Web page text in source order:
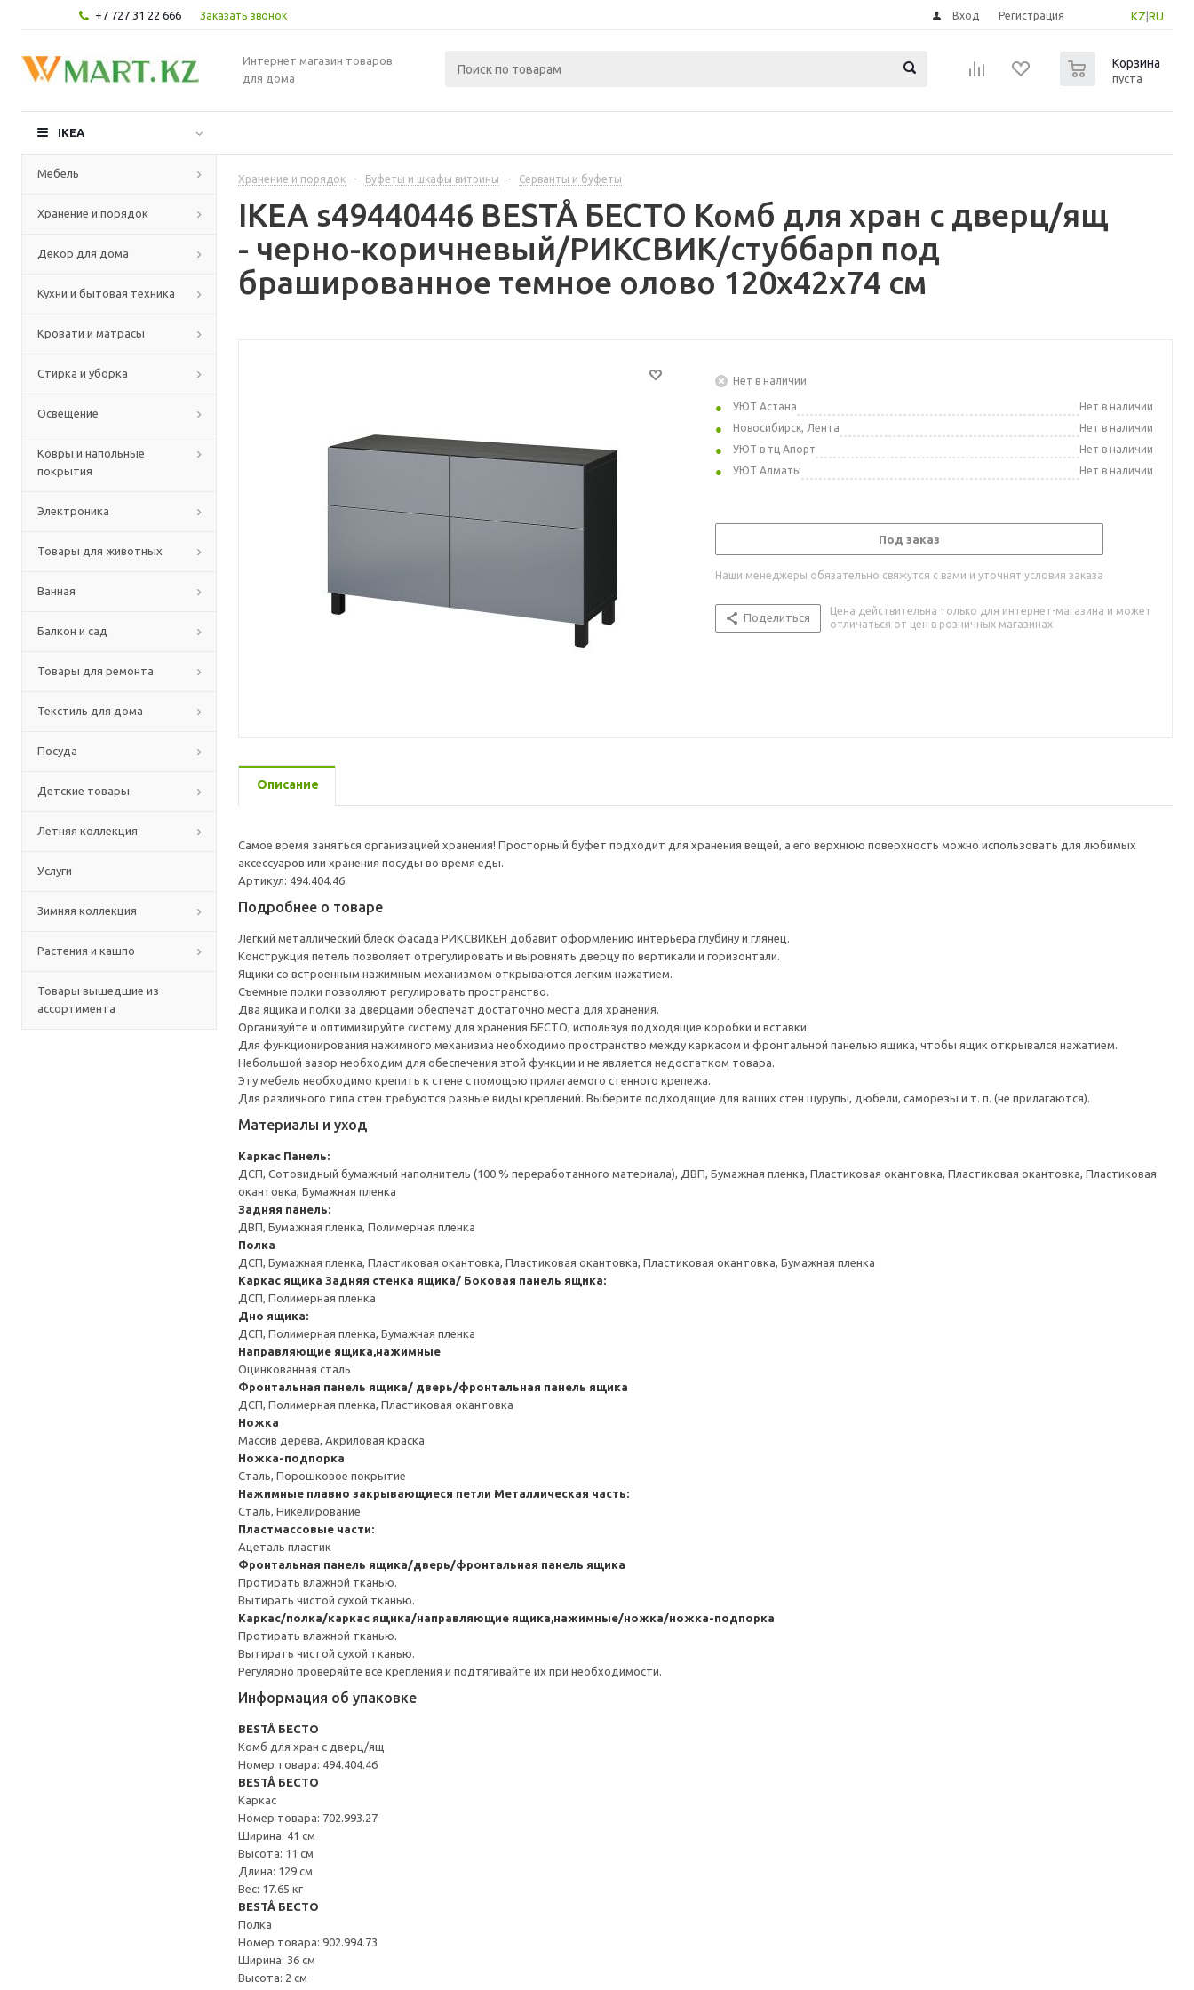
+7 727 31 22 666 Заказать звонок KZ RU
Вход Регистрация
Интернет магазин товаров
для дома
Корзина
пуста
IKEA
Мебель
Хранение и порядок
Декор для дома
Кухни и бытовая техника
Кровати и матрасы
Стирка и уборка
Освещение
Ковры и напольные
покрытия
Электроника
Товары для животных
Ванная
Балкон и сад
Товары для ремонта
Текстиль для дома
Посуда
Детские товары
Летняя коллекция
Услуги
Зимняя коллекция
Растения и кашпо
Товары вышедшие из
ассортимента
Хранение и порядок - Буфеты и шкафы витрины - Серванты и буфеты
IKEA s49440446 BESTÅ БЕСТО Комб для хран с дверц/ящ
- черно-коричневый/РИКСВИК/стуббарп под
брашированное темное олово 120x42x74 см
Нет в наличии
УЮТ Астана
Нет в наличии
Новосибирск, Лента
Нет в наличии
УЮТ в тц Апорт
Нет в наличии
УЮТ Алматы
Нет в наличии
Под заказ
Наши менеджеры обязательно свяжутся с вами и уточнят условия заказа
Поделиться
Цена действительна только для интернет-магазина и может
отличаться от цен в розничных магазинах
Описание
Самое время заняться организацией хранения! Просторный буфет подходит для хранения вещей, а его верхнюю поверхность можно использовать для любимых
аксессуаров или хранения посуды во время еды.
Артикул: 494.404.46
Подробнее о товаре
Легкий металлический блеск фасада РИКСВИКЕН добавит оформлению интерьера глубину и глянец.
Конструкция петель позволяет отрегулировать и выровнять дверцу по вертикали и горизонтали.
Ящики со встроенным нажимным механизмом открываются легким нажатием.
Съемные полки позволяют регулировать пространство.
Два ящика и полки за дверцами обеспечат достаточно места для хранения.
Организуйте и оптимизируйте систему для хранения БЕСТО, используя подходящие коробки и вставки.
Для функционирования нажимного механизма необходимо пространство между каркасом и фронтальной панелью ящика, чтобы ящик открывался нажатием.
Небольшой зазор необходим для обеспечения этой функции и не является недостатком товара.
Эту мебель необходимо крепить к стене с помощью прилагаемого стенного крепежа.
Для различного типа стен требуются разные виды креплений. Выберите подходящие для ваших стен шурупы, дюбели, саморезы и т. п. (не прилагаются).
Материалы и уход
Каркас Панель:
ДСП, Сотовидный бумажный наполнитель (100 % переработанного материала), ДВП, Бумажная пленка, Пластиковая окантовка, Пластиковая окантовка, Пластиковая
окантовка, Бумажная пленка
Задняя панель:
ДВП, Бумажная пленка, Полимерная пленка
Полка
ДСП, Бумажная пленка, Пластиковая окантовка, Пластиковая окантовка, Пластиковая окантовка, Бумажная пленка
Каркас ящика Задняя стенка ящика/ Боковая панель ящика:
ДСП, Полимерная пленка
Дно ящика:
ДСП, Полимерная пленка, Бумажная пленка
Направляющие ящика,нажимные
Оцинкованная сталь
Фронтальная панель ящика/ дверь/фронтальная панель ящика
ДСП, Полимерная пленка, Пластиковая окантовка
Ножка
Массив дерева, Акриловая краска
Ножка-подпорка
Сталь, Порошковое покрытие
Нажимные плавно закрывающиеся петли Металлическая часть:
Сталь, Никелирование
Пластмассовые части:
Ацеталь пластик
Фронтальная панель ящика/дверь/фронтальная панель ящика
Протирать влажной тканью.
Вытирать чистой сухой тканью.
Каркас/полка/каркас ящика/направляющие ящика,нажимные/ножка/ножка-подпорка
Протирать влажной тканью.
Вытирать чистой сухой тканью.
Регулярно проверяйте все крепления и подтягивайте их при необходимости.
Информация об упаковке
BESTÅ БЕСТО
Комб для хран с дверц/ящ
Номер товара: 494.404.46
BESTÅ БЕСТО
Каркас
Номер товара: 702.993.27
Ширина: 41 см
Высота: 11 см
Длина: 129 см
Вес: 17.65 кг
BESTÅ БЕСТО
Полка
Номер товара: 902.994.73
Ширина: 36 см
Высота: 2 см